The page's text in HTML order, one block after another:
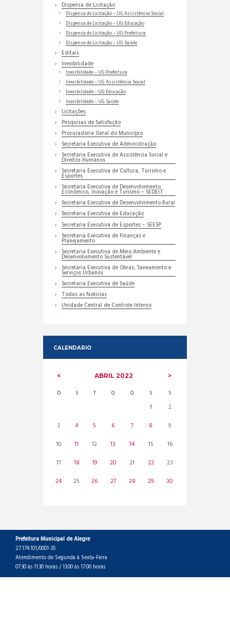
Dispensa de Licitação
Dispensa de Licitação – UG Assistência Social
Dispensa de Licitação – UG Educação
Dispensa de Licitação – UG Prefeitura
Dispensa de Licitação – UG Saúde
Editais
Inexibilidade
Inexibilidade – UG Prefeitura
Inexibilidade – UG Assistência Social
Inexibilidade – UG Educação
Inexibilidade – UG Saúde
Licitações
Pesquisas de Satisfação
Procuradoria Geral do Município
Secretaria Executiva de Administração
Secretaria Executiva de Assistência Social e
Direitos Humanos
Secretaria Executiva de Cultura, Turismo e
Esportes
Secretaria Executiva de Desenvolvimento
Econômico, Inovação e Turismo – SEDEIT
Secretaria Executiva de Desenvolvimento Rural
Secretaria Executiva de Educação
Secretaria Executiva de Esportes – SEESP
Secretaria Executiva de Finanças e
Planejamento
Secretaria Executiva de Meio Ambiente e
Desenvolvimento Sustentável
Secretaria Executiva de Obras, Saneamento e
Serviços Urbanos
Secretaria Executiva de Saúde
Todas as Noticias
Unidade Central de Controle Interno
CALENDARIO
ABRIL2022
D S T Q Q S S
1
2
3
4 5 6 7 8
9
10
11 12 13 14 15
16
17
18 19 20 21 22
23
24
25 26 27 28 29 30
Prefeitura Municipal de Alegre
27.174.101/0001-35
Atendimento de Segunda à Sexta-Feira
07:30 às 11:30 horas / 13:00 às 17:00 horas